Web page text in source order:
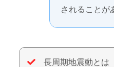
されることが
長周期地震動とは